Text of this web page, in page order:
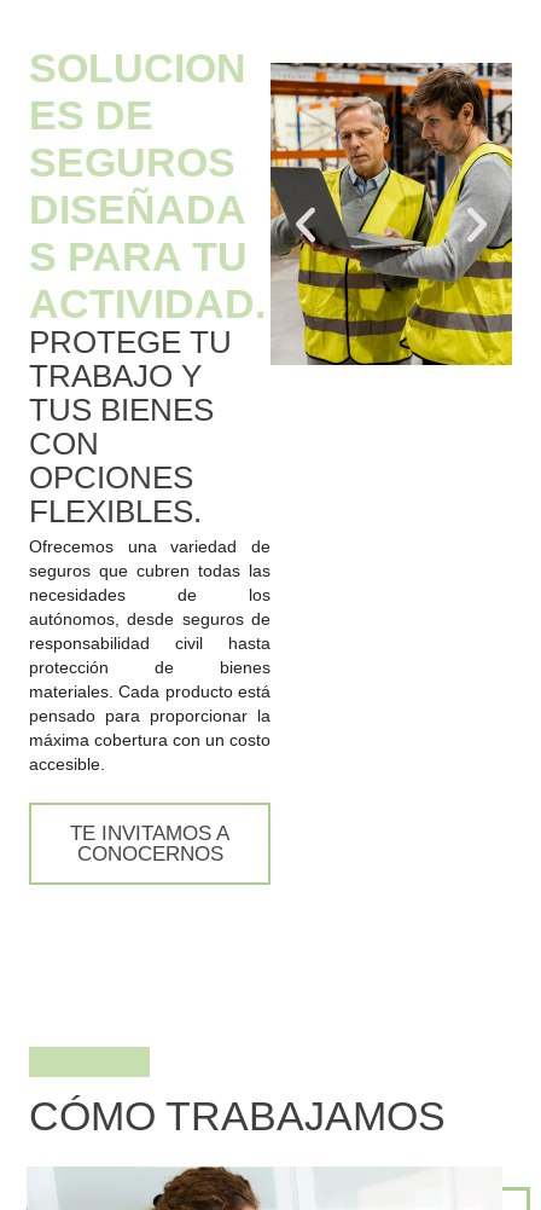
SOLUCION
ES DE
SEGUROS
DISEÑADA
S PARA TU
ACTIVIDAD.
PROTEGE TU
TRABAJO Y
TUS BIENES
CON
OPCIONES
FLEXIBLES.
Ofrecemos una variedad de
seguros que cubren todas las
necesidades de los
autónomos, desde seguros de
responsabilidad civil hasta
protección de bienes
materiales. Cada producto está
pensado para proporcionar la
máxima cobertura con un costo
accesible.
TE INVITAMOS A
CONOCERNOS
CÓMO TRABAJAMOS